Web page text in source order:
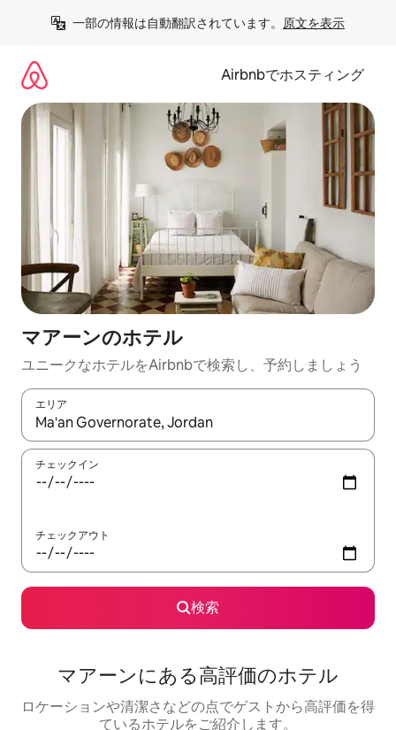
一部の情報は自動翻訳されています。 原文を表示
Airbnbでホスティング
マアーンのホ⁠テ⁠ル
ユニークなホ⁠テ⁠ル⁠をAirbnb⁠で検⁠索⁠し⁠、予⁠約し⁠ま⁠し⁠ょ⁠う
エリア
検索結果が表示されたら、上下の矢印キーを使って移動するか
チェックイン
チェックアウト
検索
マアーンにある高⁠評⁠価⁠のホ⁠テ⁠ル
ロケーションや清潔さなどの点でゲストから高評価を得
ているホテルをご紹介します。